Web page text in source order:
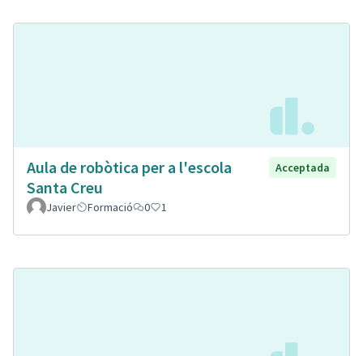
Aula de robòtica per a l'escola
Santa Creu
Acceptada
Javier Formació 0 1